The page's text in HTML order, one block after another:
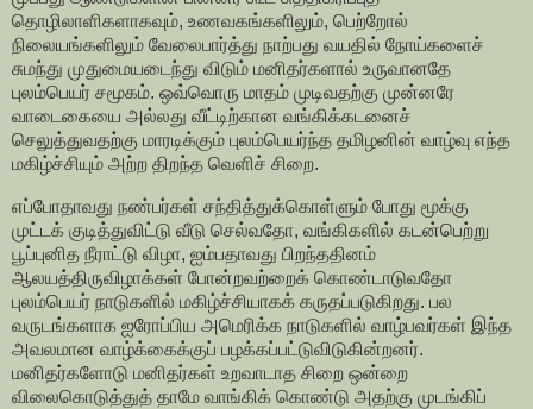
தொழிலாளிகளாகவும், உணவகங்களிலும், பெற்றோல்
நிலையங்களிலும் வேலைபார்த்து நாற்பது வயதில் நோய்களைச்
சுமந்து முதுமையடைந்து விடும் மனிதர்களால் உருவானதே
புலம்பெயர் சமூகம். ஒவ்வொரு மாதம் முடிவதற்கு முன்னரே
வாடைகையை அல்லது வீட்டிற்கான வங்கிக்கடனைச்
செலுத்துவதற்கு மாரடிக்கும் புலம்பெயர்ந்த தமிழனின் வாழ்வு எந்த
மகிழ்ச்சியும் அற்ற திறந்த வெளிச் சிறை.
எப்போதாவது நண்பர்கள் சந்தித்துக்கொள்ளும் போது மூக்கு
முட்டக் குடித்துவிட்டு வீடு செல்வதோ, வங்கிகளில் கடன்பெற்று
பூப்புனித நீராட்டு விழா, ஐம்பதாவது பிறந்ததினம்
ஆலயத்திருவிழாக்கள் போன்றவற்றைக் கொண்டாடுவதோ
புலம்பெயர் நாடுகளில் மகிழ்ச்சியாகக் கருதப்படுகிறது. பல
வருடங்களாக ஐரோப்பிய அமெரிக்க நாடுகளில் வாழ்பவர்கள் இந்த
அவலமான வாழ்க்கைக்குப் பழக்கப்பட்டுவிடுகின்றனர்.
மனிதர்களோடு மனிதர்கள் உறவாடாத சிறை ஒன்றை
விலைகொடுத்துத் தாமே வாங்கிக் கொண்டு அதற்கு முடங்கிப்